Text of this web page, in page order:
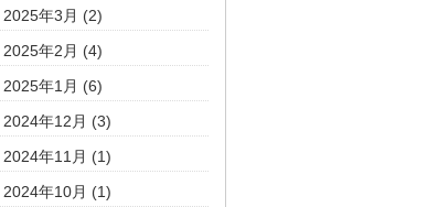
2025年3月 (2)
2025年2月 (4)
2025年1月 (6)
2024年12月 (3)
2024年11月 (1)
2024年10月 (1)